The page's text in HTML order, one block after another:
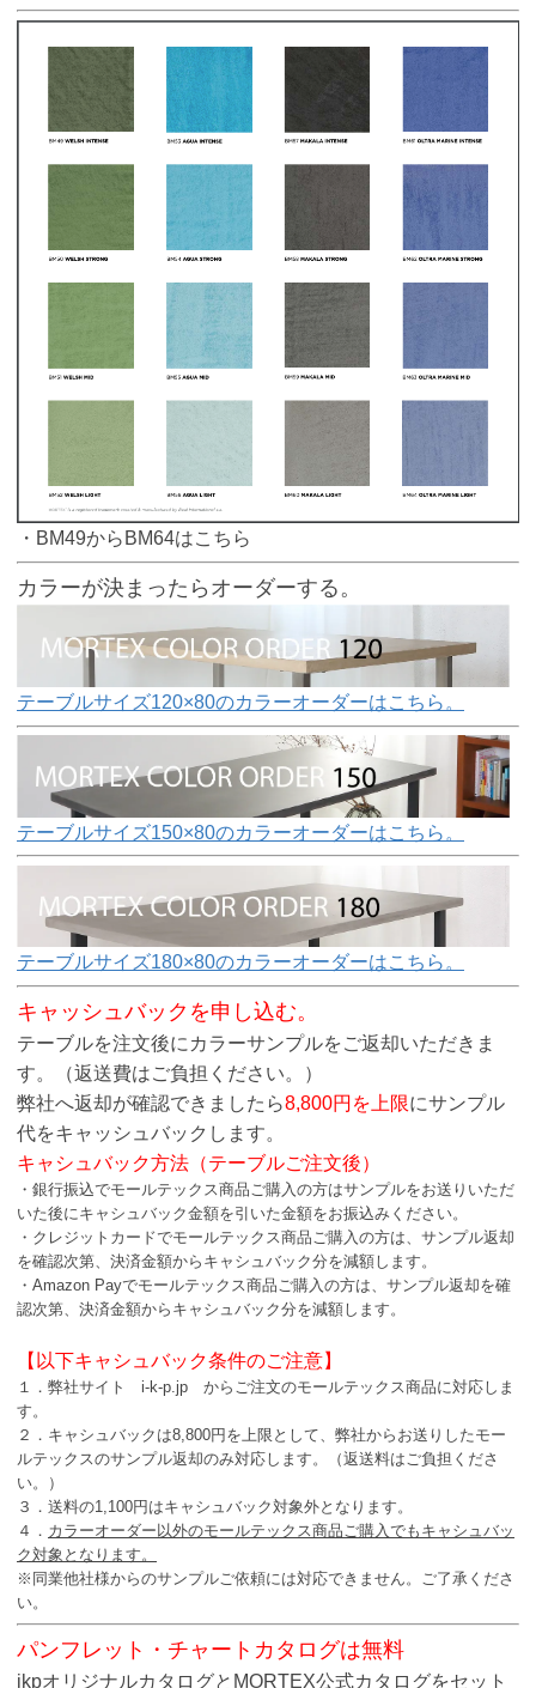
・BM49からBM64はこちら
カラーが決まったらオーダーする。
テーブルサイズ120×80のカラーオーダーはこちら。
テーブルサイズ150×80のカラーオーダーはこちら。
テーブルサイズ180×80のカラーオーダーはこちら。
キャッシュバックを申し込む。
テーブルを注文後にカラーサンプルをご返却いただきま
す。（返送費はご負担ください。）
弊社へ返却が確認できましたら8,800円を上限にサンプル
代をキャッシュバックします。
キャシュバック方法（テーブルご注文後）
・銀行振込でモールテックス商品ご購入の方はサンプルをお送りいただ
いた後にキャシュバック金額を引いた金額をお振込みください。
・クレジットカードでモールテックス商品ご購入の方は、サンプル返却
を確認次第、決済金額からキャシュバック分を減額します。
・Amazon Payでモールテックス商品ご購入の方は、サンプル返却を確
認次第、決済金額からキャシュバック分を減額します。
【以下キャシュバック条件のご注意】
１．弊社サイト i-k-p.jp からご注文のモールテックス商品に対応しま
す。
２．キャシュバックは8,800円を上限として、弊社からお送りしたモー
ルテックスのサンプル返却のみ対応します。（返送料はご負担くださ
い。）
３．送料の1,100円はキャシュバック対象外となります。
４． カラーオーダー以外のモールテックス商品ご購入でもキャシュバッ
ク対象となります。
※同業他社様からのサンプルご依頼には対応できません。ご了承くださ
い。
パンフレット・チャートカタログは無料
ikpオリジナルカタログとMORTEX公式カタログをセット